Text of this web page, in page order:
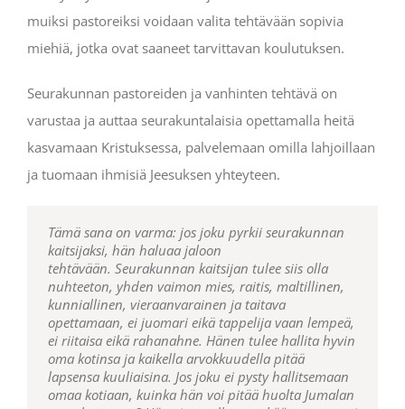
muiksi pastoreiksi voidaan valita tehtävään sopivia
miehiä, jotka ovat saaneet tarvittavan koulutuksen.
Seurakunnan pastoreiden ja vanhinten tehtävä on
varustaa ja auttaa seurakuntalaisia opettamalla heitä
kasvamaan Kristuksessa, palvelemaan omilla lahjoillaan
ja tuomaan ihmisiä Jeesuksen yhteyteen.
Tämä sana on varma: jos joku pyrkii seurakunnan
kaitsijaksi, hän haluaa jaloon
tehtävään. Seurakunnan kaitsijan tulee siis olla
nuhteeton, yhden vaimon mies, raitis, maltillinen,
kunniallinen, vieraanvarainen ja taitava
opettamaan, ei juomari eikä tappelija vaan lempeä,
ei riitaisa eikä rahanahne. Hänen tulee hallita hyvin
oma kotinsa ja kaikella arvokkuudella pitää
lapsensa kuuliaisina. Jos joku ei pysty hallitsemaan
omaa kotiaan, kuinka hän voi pitää huolta Jumalan
…jos olisi joku nuhteeton, yhden vaimon mies, jonka
lapset ovat uskovia, eivät irstaudesta syytettyjä
eivätkä kurittomia.Seurakunnan kaitsijan tulee
näet olla nuhteeton, koska hän on Jumalan
taloudenhoitaja. Hän ei saa olla itserakas eikä
äkkipikainen, ei juomari, ei tappelija eikä väärän
voiton tavoittelija,vaan hänen on oltava
vieraanvarainen, hyvää rakastava, maltillinen,
oikeamielinen, pyhä ja itsensä hillitsevä.Hänen
tulee pysyä opinmukaisessa, luotettavassa sanassa,
Minä kehotan vanhimpia teidän joukossanne –
minä, joka itsekin olen vanhin ja Kristuksen
kärsimysten todistaja sekä myös osallinen siitä
kirkkaudesta, joka on ilmestyvä: Kaitkaa teille
uskottua Jumalan laumaa, ei pakosta vaan
vapaaehtoisesti, Jumalan mielen mukaan, ei
häpeällisen voiton tähden vaan sydämen
halusta.Älkää herroina hallitko niitä, jotka on teille
uskottu, vaan olkaa laumalle esikuvana.
Hän antoi toiset apostoleiksi, toiset profeetoiksi,
toiset evankelistoiksi, toiset paimeniksi ja
opettajiksitehdäkseen pyhät valmiiksi
palvelutyöhön, Kristuksen ruumiin rakentamiseen
Paavalin kirje efesolaisille 4:11-12